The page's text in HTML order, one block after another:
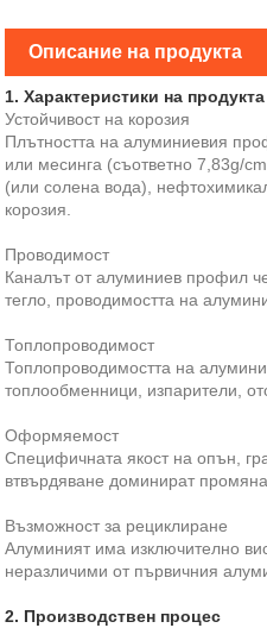
Описание на продукта
1. Характеристики на продукта
Устойчивост на корозия
Плътността на алуминиевия
или месинга (съответно 7,83g/
(или солена вода),
корозия.
Проводимост
Каналът от алуминиев профил
тегло, проводимостта на
Топлопроводимост
Топлопроводимостта на
топлообменници, изпарители,
Оформяемост
Специфичната якост на опън,
втвърдяване доминират
Възможност за рециклиране
Алуминият има изключително
неразличими от първичния
2. Производствен процес